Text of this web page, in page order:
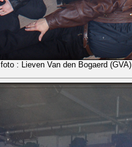
foto : Lieven Van den Bogaerd (GVA)